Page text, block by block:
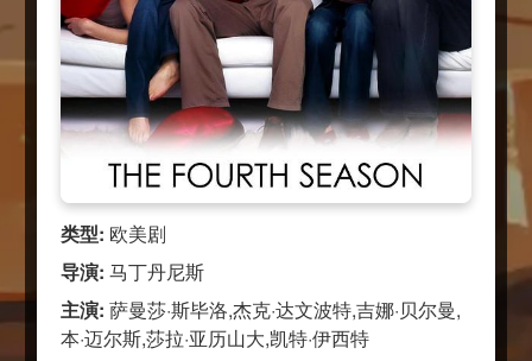
类型: 欧美剧
导演: 马丁丹尼斯
主演: 萨曼莎·斯毕洛,杰克·达文波特,吉娜·贝尔曼,
本·迈尔斯,莎拉·亚历山大,凯特·伊西特